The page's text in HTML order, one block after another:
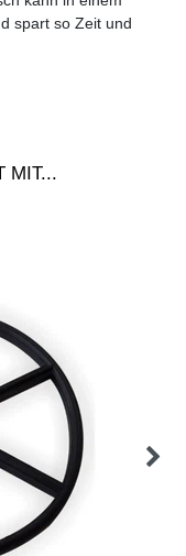
spart so Zeit und
MIT...